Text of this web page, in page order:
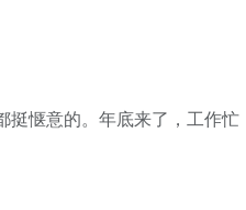
挺惬意的。年底来了，工作忙